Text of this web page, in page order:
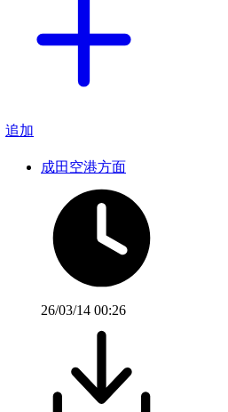
追加
成田空港方面
26/03/14 00:26